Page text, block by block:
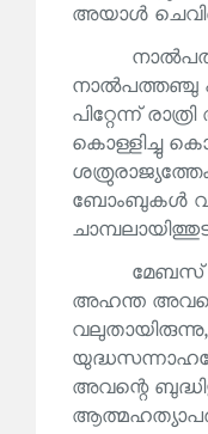
അയാൾ
നാൽപത്തഞ്ചു
പിറ്റേന്ന്
കൊള്ളിച്ചു
ബോംബുകൾ
മേബസ്
അഹന്ത
അവന്റെ